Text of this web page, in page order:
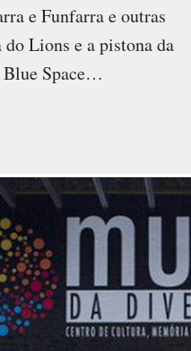
e Funfarra e outras
do Lions e a pistona da
Blue Space…